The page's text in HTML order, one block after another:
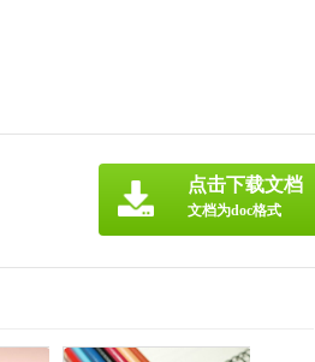
点击下载文档
文档为doc格式